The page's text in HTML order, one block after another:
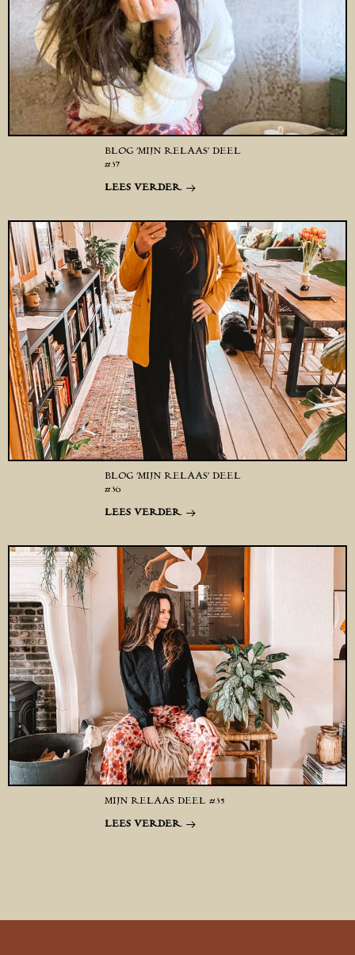
BLOG ‘MIJN RELAAS’ DEEL
#37
LEES VERDER
BLOG ‘MIJN RELAAS’ DEEL
#36
LEES VERDER
MIJN RELAAS DEEL #35
LEES VERDER